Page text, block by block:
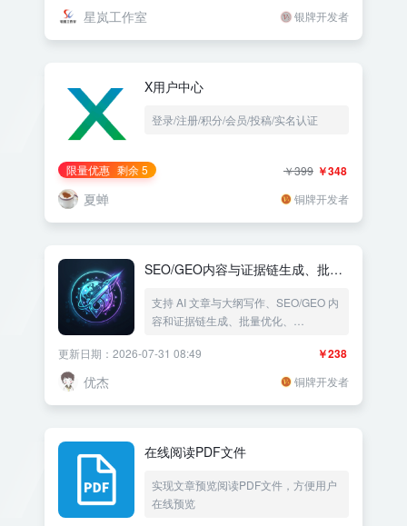
用 Z-blog程序作为管理后台，但是却可
以对接任意一种编程语言开发的应用。
星岚工作室 银牌开发者
X用户中心
登录/注册/积分/会员/投稿/实名认证
限量优惠 剩余 5 ￥348
￥399
夏蝉 铜牌开发者
SEO/GEO内容与证据链生成、批量
理、AI文章生成与写作
支持 AI 文章与大纲写作、SEO/GEO 内
容和证据链生成、批量优化、
平台索引管理。
￥238
更新日期：2026-07-31 08:49
优杰 铜牌开发者
在线阅读PDF文件
实现文章预览阅读PDF文件，方便用户
在线预览